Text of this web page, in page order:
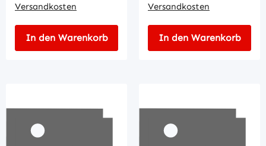
Versandkosten
In den Warenkorb
Versandkosten
In den Warenkorb